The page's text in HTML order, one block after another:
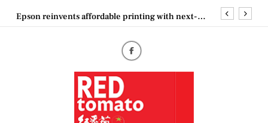
Epson reinvents affordable printing with next-
generation EcoTank Series
MBEW 2026 Unites Global Stakeholders to Shape
the Future of Business Events
Vietjet Thailand Gears Up for Kuala Lumpur–
Bangkok Service Launch on9 October
Epson reinvents affordable printing with next-